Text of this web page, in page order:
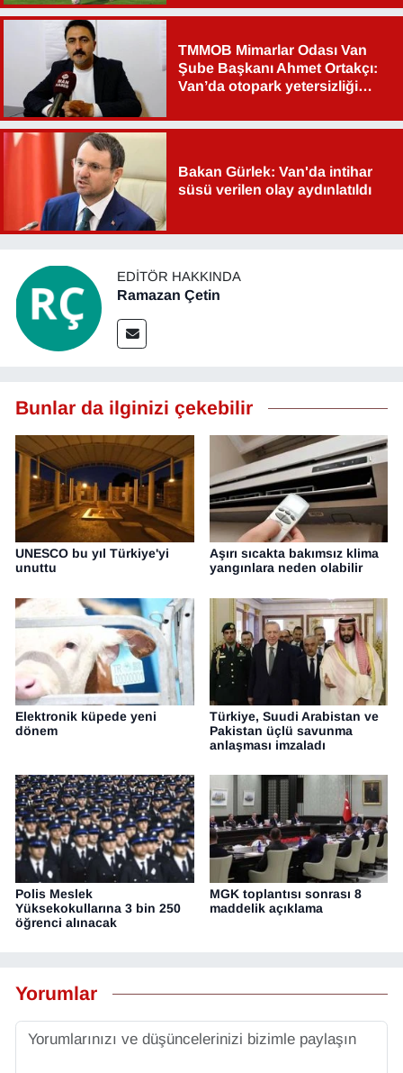
TMMOB Mimarlar Odası Van
Şube Başkanı Ahmet Ortakçı:
Van’da otopark yetersizliği
Bakan Gürlek: Van'da intihar
süsü verilen olay aydınlatıldı
EDITÖR HAKKINDA
Ramazan Çetin
Bunlar da ilginizi çekebilir
UNESCO bu yıl Türkiye'yi
unuttu
Aşırı sıcakta bakımsız klima
yangınlara neden olabilir
Elektronik küpede yeni
dönem
Türkiye, Suudi Arabistan ve
Pakistan üçlü savunma
anlaşması imzaladı
Polis Meslek
Yüksekokullarına 3 bin 250
öğrenci alınacak
MGK toplantısı sonrası 8
maddelik açıklama
Yorumlar